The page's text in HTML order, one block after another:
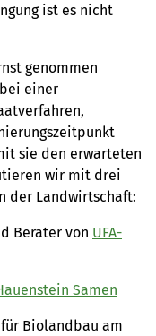
ist es nicht
genommen
einer
sie den erwarteten
wir mit drei
der Landwirtschaft:
Berater von UFA-
Samen
Biolandbau am